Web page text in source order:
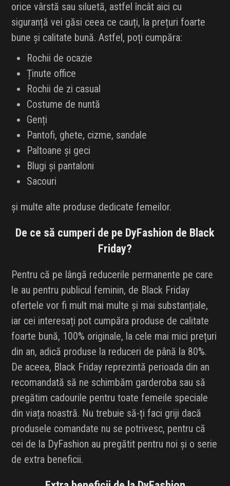
orice vârstă sau siluetă, astfel încât aici cu
siguranță vei găsi ceea ce cauți, la prețuri foarte
bune și calitate bună. Astfel, poți cumpăra:
Rochii de ocazie
Ținute office
Rochii de zi casual
Costume de nuntă
Genți
Pantofi, ghete, cizme, sandale
Paltoane și geci
Blugi și pantaloni
Sacouri
și multe alte produse dedicate femeilor.
De ce să cumperi de pe DyFashion de Black
Friday?
Pentru că pe lângă reducerile permanente pe care
le au pentru publicul feminin, de Black Friday
ofertele vor fi mult mai multe și mai substanțiale,
iar cei interesați pot cumpăra produse de calitate
foarte bună, 100% originale, la cele mai mici prețuri
din an, adică produse la reduceri de până la 80%.
De aceea, Black Friday reprezintă perioada din an
recomandată să ne schimbăm garderoba sau să
pregătim cadourile pentru toate femeile speciale
din viața noastră. Nu trebuie să-ți faci griji dacă
produsele comandate nu se potrivesc, pentru că
cei de la DyFashion au pregătit pentru noi și o serie
de extra beneficii.